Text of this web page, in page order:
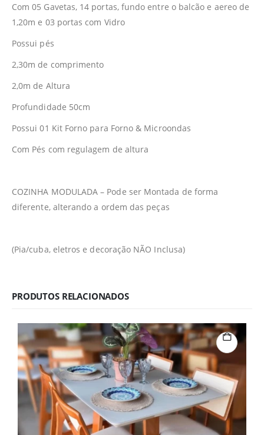
Com 05 Gavetas, 14 portas, fundo entre o balcão e aereo de
1,20m e 03 portas com Vidro
Possui pés
2,30m de comprimento
2,0m de Altura
Profundidade 50cm
Possui 01 Kit Forno para Forno & Microondas
Com Pés com regulagem de altura
COZINHA MODULADA – Pode ser Montada de forma
diferente, alterando a ordem das peças
(Pia/cuba, eletros e decoração NÃO Inclusa)
PRODUTOS RELACIONADOS